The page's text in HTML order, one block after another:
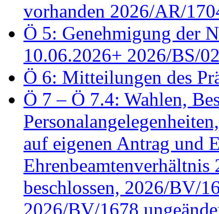
vorhanden 2026/AR/
Ö 5: Genehmigung der
10.06.2026+ 2026/BS/
Ö 6: Mitteilungen des
Ö 7 – Ö 7.4: Wahlen,
auf eigenen Antrag und
beschlossen, 2026/BV/
2026/BV/1678